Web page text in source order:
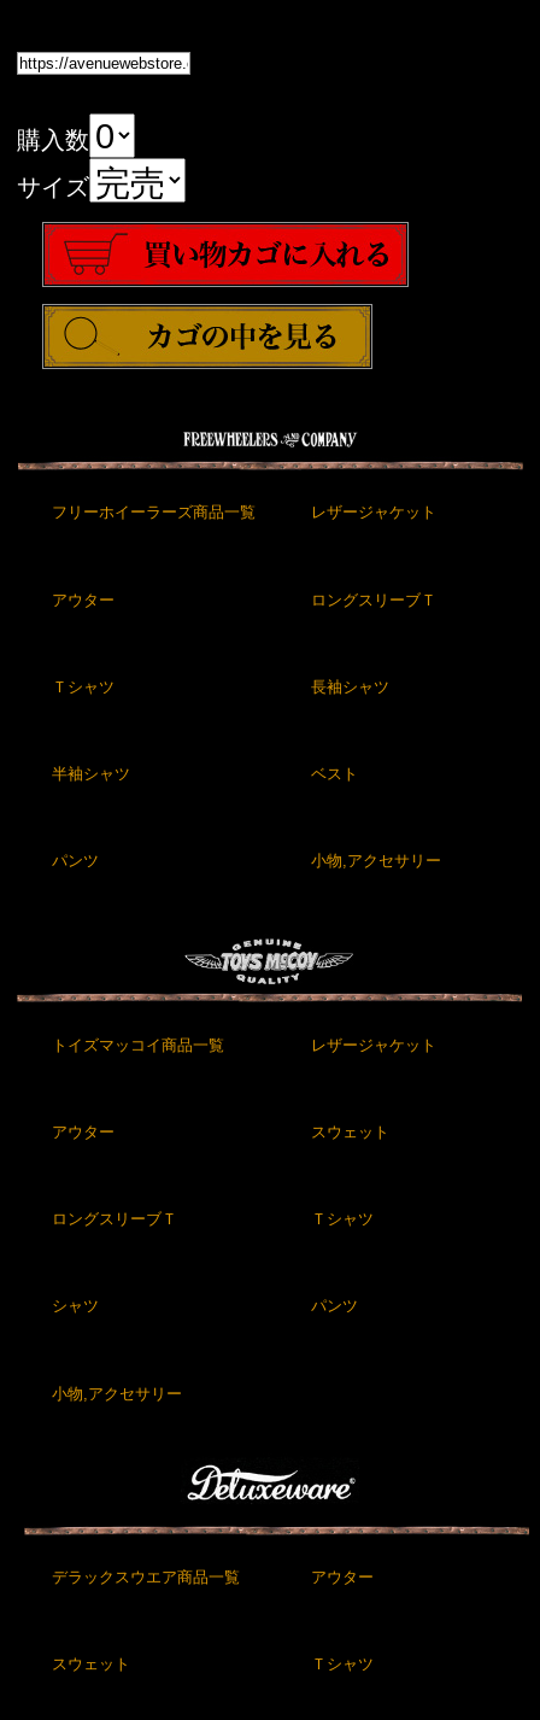
購入数
サイズ
フリーホイーラーズ商品一覧 レザージャケット
アウター ロングスリーブＴ
Ｔシャツ 長袖シャツ
半袖シャツ ベスト
パンツ 小物,アクセサリー
トイズマッコイ商品一覧 レザージャケット
アウター スウェット
ロングスリーブＴ Ｔシャツ
シャツ パンツ
小物,アクセサリー
デラックスウエア商品一覧 アウター
スウェット Ｔシャツ